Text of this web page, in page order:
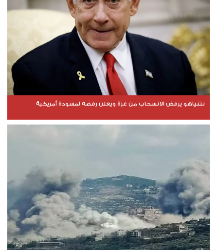
نتنياهو يرفض الانسحاب من غزة ويعلن رفضه لمسودة أمريكية